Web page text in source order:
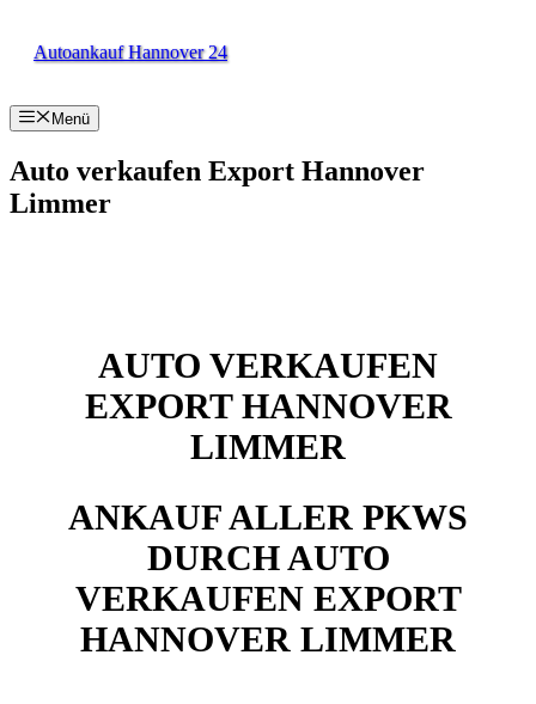
InhaltAutoankauf Hannover 24
Menü
Auto verkaufen Export Hannover
Limmer
AUTO VERKAUFEN
EXPORT HANNOVER
LIMMER
ANKAUF ALLER PKWS
DURCH AUTO
VERKAUFEN EXPORT
HANNOVER LIMMER